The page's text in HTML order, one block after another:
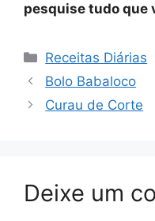
pesquise tudo que
Categorias
Receitas Diárias
Bolo Babaloco
Curau de Corte
Deixe um